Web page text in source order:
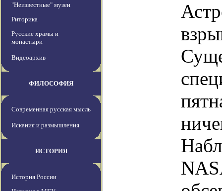
"Неизвестные" музеи
Риторика
Русские храмы и
монастыри
Видеоархив
ФИЛОСОФИЯ
Современная русская мысль
Искания и размышления
ИСТОРИЯ
История России